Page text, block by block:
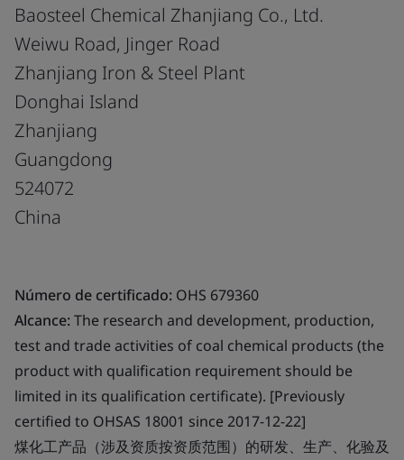
Baosteel Chemical Zhanjiang Co., Ltd.
Weiwu Road, Jinger Road
Zhanjiang Iron & Steel Plant
Donghai Island
Zhanjiang
Guangdong
524072
China
Número de certificado: OHS 679360
Alcance:The research and development, production,
test and trade activities of coal chemical products (the
product with qualification requirement should be
limited in its qualification certificate). [Previously
certified to OHSAS 18001 since 2017-12-22]
煤化工产品（涉及资质按资质范围）的研发、生产、化验及